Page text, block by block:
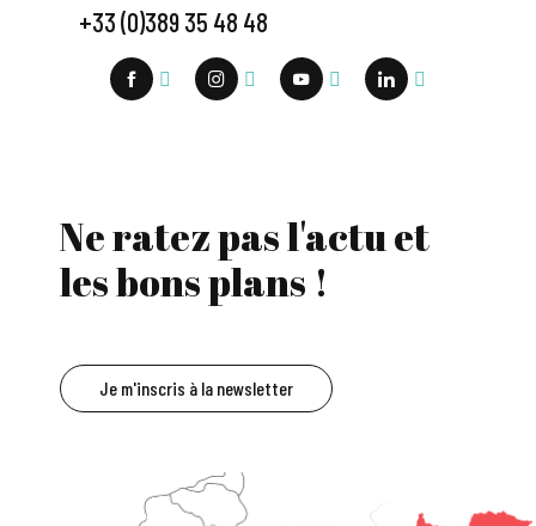
+33 (0)389 35 48 48
Ne ratez pas l'actu et
les bons plans !
Je m'inscris à la newsletter